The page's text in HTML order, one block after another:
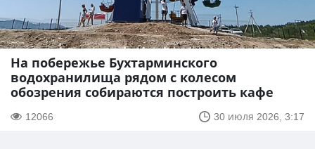
На побережье Бухтарминского
водохранилища рядом с колесом
обозрения собираются построить кафе
12066 30 июля 2026, 3:17